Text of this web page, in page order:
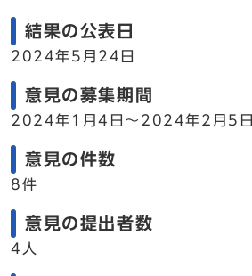
結果の公表日
2024年5月24日
意見の募集期間
2024年1月4日～2024年2月5日
意見の件数
8件
意見の提出者数
4人